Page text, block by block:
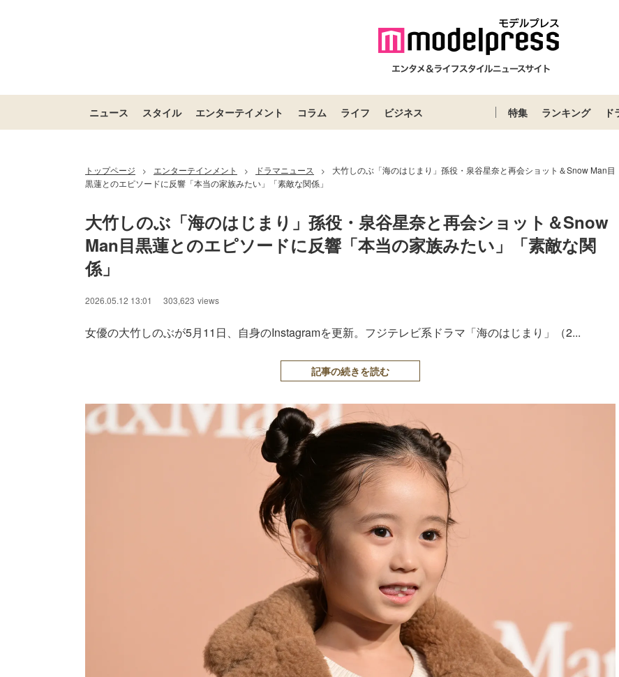
ニュース スタイル エンターテイメント コラム ライフ ビジネス 特集 ランキング ド
トップページ > エンターテインメント > ドラマニュース >
大竹しのぶ「海のはじまり」孫役・泉谷星奈と再会ショット＆Snow Man目
黒蓮とのエピソードに反響「本当の家族みたい」「素敵な関係」
大竹しのぶ「海のはじまり」孫役・泉谷星奈と再会ショット＆Snow
Man目黒蓮とのエピソードに反響「本当の家族みたい」「素敵な関
係」
2026.05.12 13:01 303,623 views
女優の大竹しのぶが5月11日、自身のInstagramを更新。フジテレビ系ドラマ「海のはじまり」（2...
記事の続きを読む